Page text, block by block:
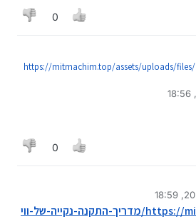
0
https://mitmachim.top/assets/uploads/
תחפס ותעדכן (אני לא מול מחשב)‏
0
https://mitmachim.top/topic/138/מדריך-התקנה-נקייה-של-ווי